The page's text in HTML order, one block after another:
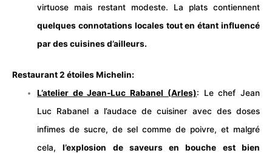
virtuose mais restant modeste. La plats contiennent
quelques connotations locales tout en étant influencé
par des cuisines d’ailleurs.
Restaurant 2 étoiles Michelin:
L’atelier de Jean-Luc Rabanel (Arles): Le chef Jean
Luc Rabanel a l’audace de cuisiner avec des doses
infimes de sucre, de sel comme de poivre, et malgré
cela,l’explosion de saveurs en bouche est bien